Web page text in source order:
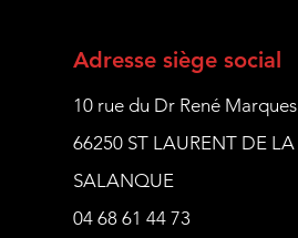
Adresse siège social
10 rue du Dr René Marques
66250 ST LAURENT DE LA
SALANQUE
04 68 61 44 73